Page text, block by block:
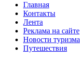
Главная
Контакты
Лента
Реклама на сайте
Новости туризма
Путешествия